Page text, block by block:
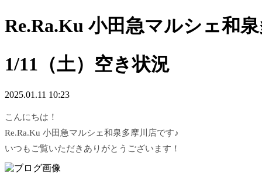
Re.Ra.Ku 小田急マルシェ和
1/11（土）空き状況
2025.01.11 10:23
こんにちは！
Re.Ra.Ku 小田急マルシェ和泉多摩川店です♪
いつもご覧いただきありがとうございます！